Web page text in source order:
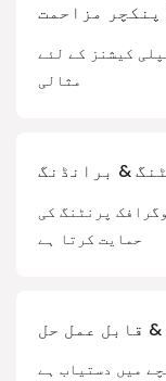
پنکچر مزاحمت
کیشنز کے لئے
مثالی
& برانڈنگ
پرنٹنگ کی
حمایت کرتا ہے
قابل عمل حل
میں دستیاب ہے